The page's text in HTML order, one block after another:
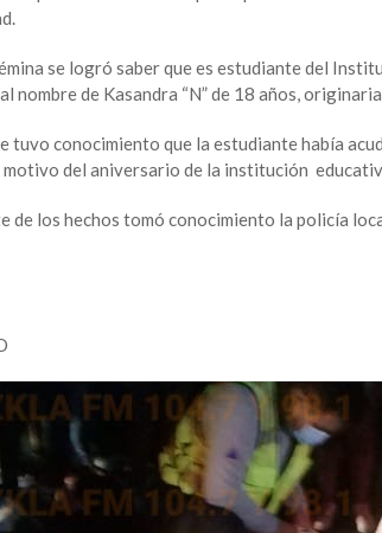
se logró saber que es estudiante del
nombre de Kasandra “N” de 18 años,
tuvo conocimiento que la estudiante había
del aniversario de la institución
de los hechos tomó conocimiento la policía